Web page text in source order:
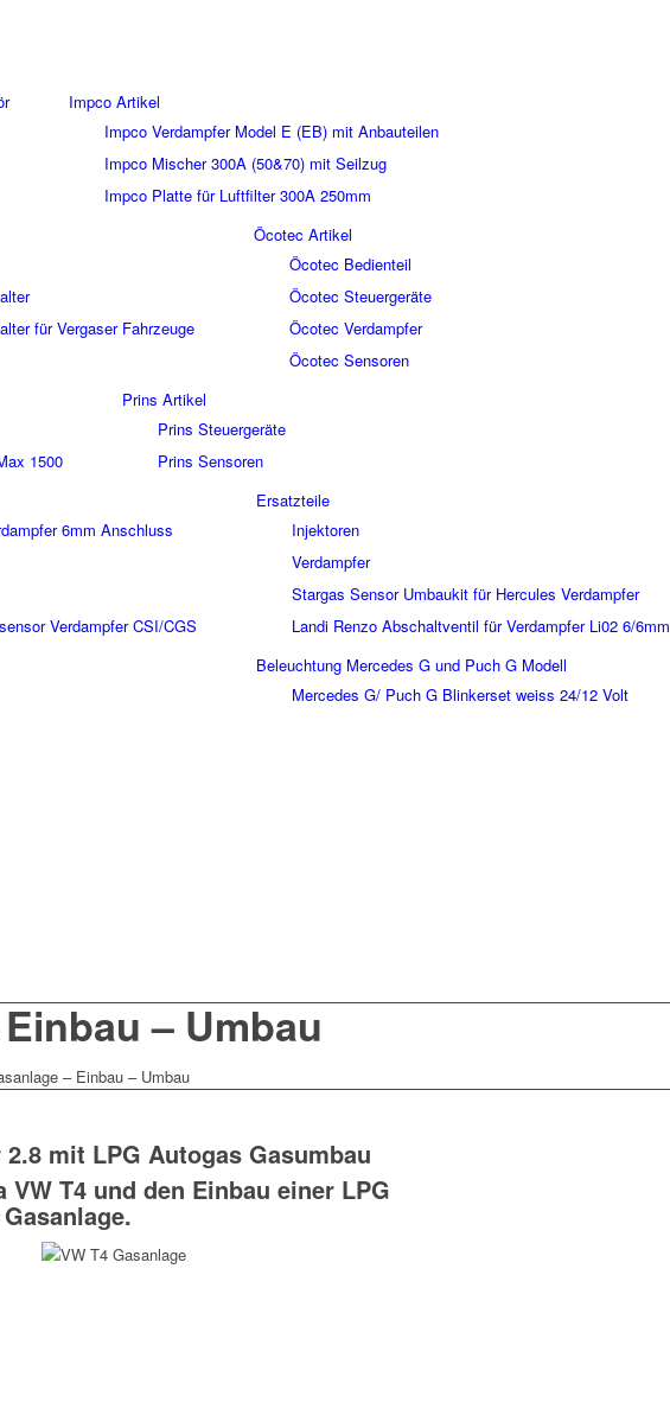
Impco Artikel
Impco Verdampfer Model E (EB) mit Anbauteilen
Impco Mischer 300A (50&70) mit Seilzug
Impco Platte für Luftfilter 300A 250mm
für Vergaser Fahrzeuge
Öcotec Artikel
Öcotec Bedienteil
Öcotec Steuergeräte
Öcotec Verdampfer
Öcotec Sensoren
1500
Prins Artikel
Prins Steuergeräte
Prins Sensoren
6mm Anschluss
Verdampfer CSI/CGS
Ersatzteile
Injektoren
Verdampfer
Stargas Sensor Umbaukit für Hercules Verdampfer
Landi Renzo Abschaltventil für Verdampfer Li02 6/6mm
Beleuchtung Mercedes G und Puch G Modell
Mercedes G/ Puch G Blinkerset weiss 24/12 Volt
– Umbau
– Einbau – Umbau
mit LPG Autogas Gasumbau
T4 und den Einbau einer LPG